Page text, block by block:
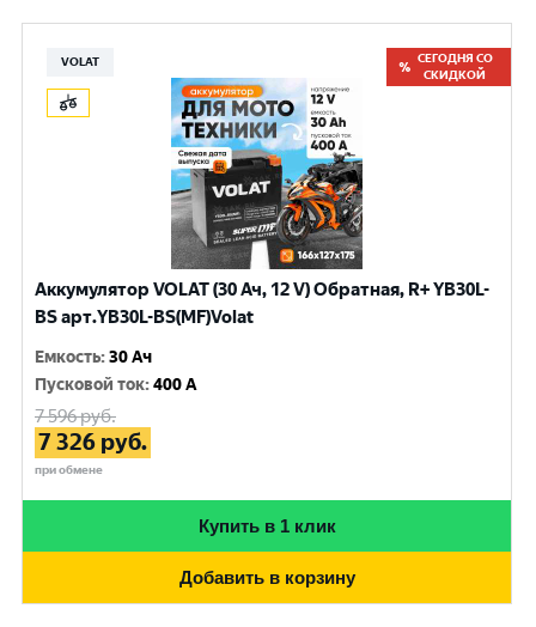
VOLAT
СЕГОДНЯ СО
СКИДКОЙ
Аккумулятор VOLAT (30 Ач, 12 V) Обратная, R+ YB30L-
BS арт.YB30L-BS(MF)Volat
Емкость:30 Ач
Пусковой ток:400 A
7 596руб.
7 326 руб.
при обмене
Купить в 1 клик
Добавить в корзину